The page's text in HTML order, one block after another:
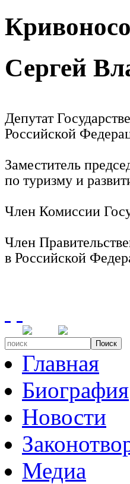
Сергей
Депутат
Российской
Заместитель
по туризму и
Член Комиссии
Член
в Российской
Поиск
Главная
Биография
Новости
Медиа